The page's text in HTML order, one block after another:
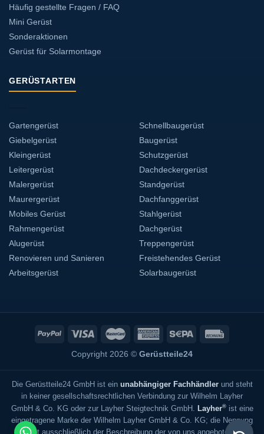
Häufig gestellte Fragen / FAQ
Mini Gerüst
Sonderaktionen
Gerüst für Solarmontage
GERÜSTARTEN
Gartengerüst
Giebelgerüst
Kleingerüst
Leitergerüst
Malergerüst
Maurergerüst
Mobiles Gerüst
Rahmengerüst
Alugerüst
Renovieren und Sanieren
Arbeitsgerüst
Schnellbaugerüst
Baugerüst
Schutzgerüst
Dachdeckergerüst
Standgerüst
Dachfanggerüst
Stahlgerüst
Dachgerüst
Treppengerüst
Freistehendes Gerüst
Solarbaugerüst
Copyright 2026 © Gerüstteile24
Die Gerüstteile24 GmbH ist ein unabhängiger Fachhändlerund steht
in keiner gesellschaftsrechtlichen Verbindung zur Wilhelm Layher
GmbH & Co. KG oder zur Layher Steigtechnik GmbH. Layher®ist eine
eingetragene Marke der Wilhelm Layher GmbH & Co. KG; die Nennung